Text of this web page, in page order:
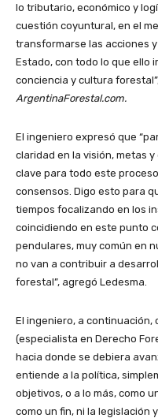
lo tributario, económico y
cuestión coyuntural, en el
transformarse las acciones
Estado, con todo lo que ello
conciencia y cultura
ArgentinaForestal.com.
El ingeniero expresó que
claridad en la visión, metas
clave para todo este
consensos. Digo esto para
tiempos focalizando en los
coincidiendo en este punto
pendulares, muy común en
no van a contribuir a
forestal”, agregó Ledesma.
El ingeniero, a continuación,
(especialista en Derecho
hacia donde se debiera
entiende a la política,
objetivos, o a lo más, como
como un fin, ni la legislación